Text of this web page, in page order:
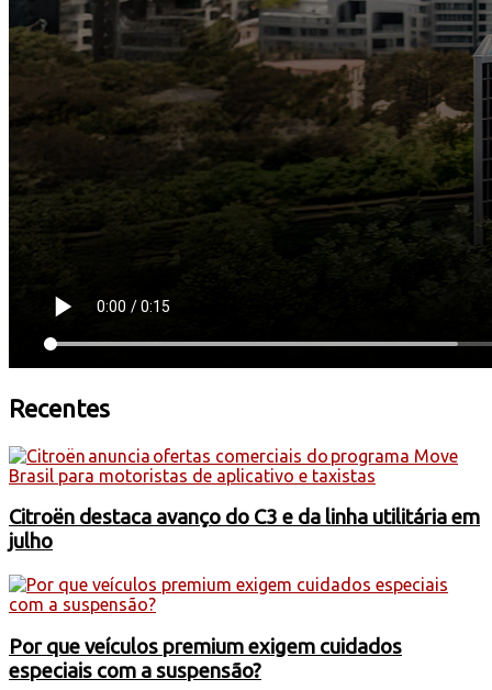
Recentes
Citroën destaca avanço do C3 e da linha utilitária em
julho
Por que veículos premium exigem cuidados
especiais com a suspensão?